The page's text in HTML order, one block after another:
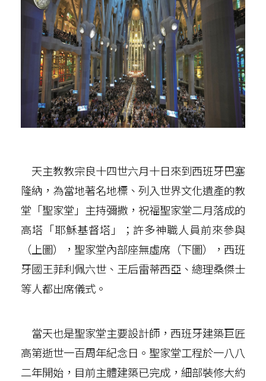
天主教教宗良十四世六月十日來到西班牙巴塞
隆納，為當地著名地標、列入世界文化遺產的教
堂「聖家堂」主持彌撒，祝福聖家堂二月落成的
高塔「耶穌基督塔」；許多神職人員前來參與
（上圖），聖家堂內部座無虛席（下圖），西班
牙國王菲利佩六世、王后雷蒂西亞、總理桑傑士
等人都出席儀式。
當天也是聖家堂主要設計師，西班牙建築巨匠
高第逝世一百周年紀念日。聖家堂工程於一八八
二年開始，目前主體建築已完成，細部裝修大約